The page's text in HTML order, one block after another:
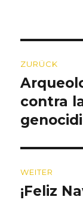
ZURÜCK
Vorheriger
Beitrag:
contra
WEITER
Nächster
¡Feliz